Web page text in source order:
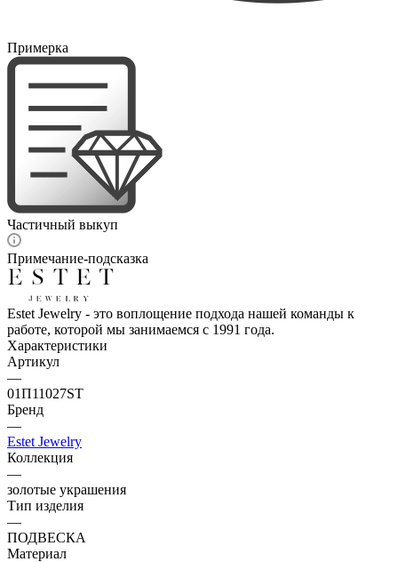
Примерка
Частичный выкуп
Примечание-подсказка
Estet Jewelry - это воплощение подхода нашей команды к
работе, которой мы занимаемся с 1991 года.
Характеристики
Артикул
—
01П11027SТ
Бренд
—
Estet Jewelry
Коллекция
—
золотые украшения
Тип изделия
—
ПОДВЕСКА
Материал